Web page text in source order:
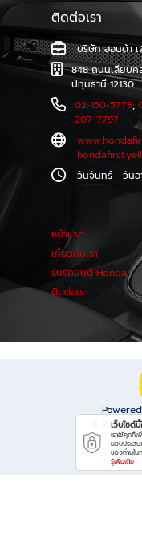
ติดต่อเรา
บริษัท ฮอนด้า
848 ถนนเลียบค
ปทุมธานี 12130
02-150-5778,
207-7797
วันจันทร์ - วันอ
หน้าแรก
เกี่ยวกับเรา
รุ่นรถยนต์ Honda
ติดต่อเรา
© 2569ศูน
Work is
เว็บไซต์
เราใช้คุกกี้
มอบประส
ของท่านใน
รู้เพิ่มเติม